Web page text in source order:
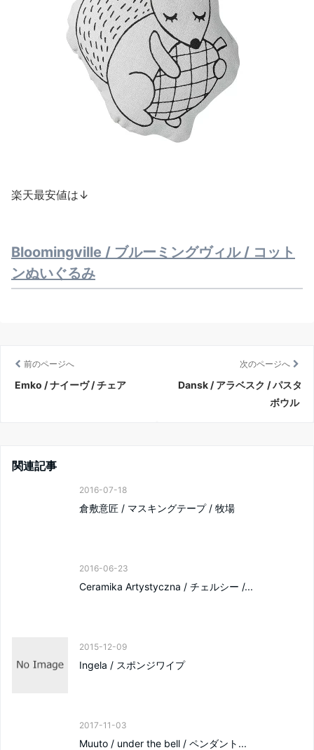
楽天最安値は↓
Bloomingville / ブルーミングヴィル / コット
ンぬいぐるみ
前のページへ
Emko / ナイーヴ / チェア
次のページへ
Dansk / アラベスク / パスタ
ボウル
関連記事
2016-07-18
倉敷意匠 / マスキングテープ / 牧場
2016-06-23
Ceramika Artystyczna / チェルシー /...
2015-12-09
Ingela / スポンジワイプ
2017-11-03
Muuto / under the bell / ペンダント...